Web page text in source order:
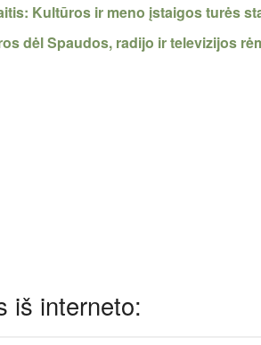
Kultūros ir meno įstaigos turės
dėl Spaudos, radijo ir televizijos
iš interneto: